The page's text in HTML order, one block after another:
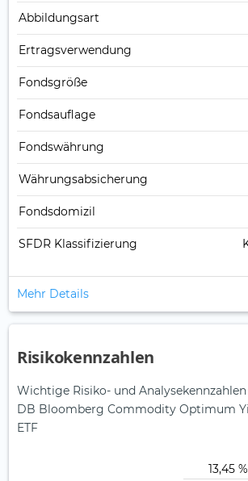
Abbildungs­art
Ertrags­verwendung
Fonds­größe
Fonds­auflage
Fonds­währung
Währungsabsicherung
Fondsdomizil
SFDR Klassifizierung
Mehr Details
Risikokennzahlen
Wichtige Risiko- und
DB Bloomberg Commodity Optimum
ETF
13,45 %